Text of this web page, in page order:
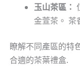
玉山茶區：
金萱茶。 茶
瞭解不同產區的特
合適的茶葉禮盒.